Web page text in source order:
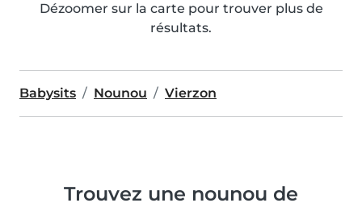
Dézoomer sur la carte pour trouver plus de
résultats.
Babysits Nounou Vierzon
Trouvez une nounou de